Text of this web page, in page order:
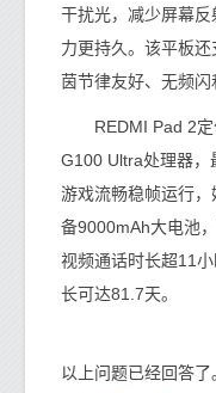
干扰光，减少屏幕
力更持久。该平板
茵节律友好、无频闪
REDMI Pad 2定
G100 Ultra处理器，
游戏流畅稳帧运行
备9000mAh大电池
视频通话时长超11
长可达81.7天。
以上问题已经回答